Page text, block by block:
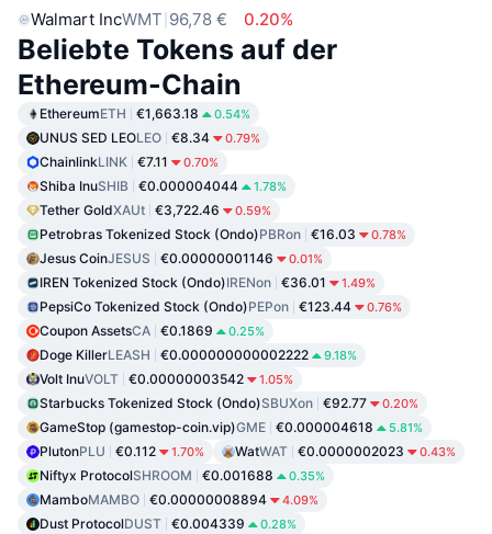
Walmart IncWMT 96,78 € 0.20%
Beliebte Tokens auf der
Ethereum-Chain
EthereumETH €1,663.18 0.54%
UNUS SED LEOLEO €8.34 0.79%
ChainlinkLINK €7.11 0.70%
Shiba InuSHIB €0.000004044 1.78%
Tether GoldXAUt €3,722.46 0.59%
Petrobras Tokenized Stock (Ondo)PBRon €16.03 0.78%
Jesus CoinJESUS €0.00000001146 0.01%
IREN Tokenized Stock (Ondo)IRENon €36.01 1.49%
PepsiCo Tokenized Stock (Ondo)PEPon €123.44 0.76%
Coupon AssetsCA €0.1869 0.25%
Doge KillerLEASH €0.000000000002222 9.18%
Volt InuVOLT €0.00000003542 1.05%
Starbucks Tokenized Stock (Ondo)SBUXon €92.77 0.20%
GameStop (gamestop-coin.vip)GME €0.000004618 5.81%
PlutonPLU €0.112 1.70% WatWAT €0.0000002023 0.43%
Niftyx ProtocolSHROOM €0.001688 0.35%
MamboMAMBO €0.00000008894 4.09%
Dust ProtocolDUST €0.004339 0.28%